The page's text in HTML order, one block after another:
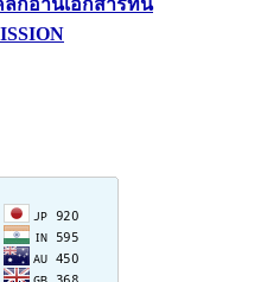
กอ่านเอกสารที่นี่